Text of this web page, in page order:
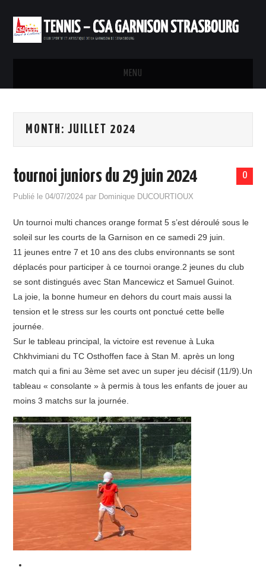
MENU
INSTALLATIONS
RÉSERVATION
PARTENARIAT
CONTACTS
STATUTS ET RÈGLEMENT INTÉRIEUR
CSAGS
MONTH:JUILLET 2024
0
tournoi juniors du 29 juin 2024
Publié le04/07/2024 par Dominique DUCOURTIOUX
Un tournoi multi chances orange format 5 s’est déroulé sous le
soleil sur les courts de la Garnison en ce samedi 29 juin.
11 jeunes entre 7 et 10 ans des clubs environnants se sont
déplacés pour participer à ce tournoi orange.2 jeunes du club
se sont distingués avec Stan Mancewicz et Samuel Guinot.
La joie, la bonne humeur en dehors du court mais aussi la
tension et le stress sur les courts ont ponctué cette belle
journée.
Sur le tableau principal, la victoire est revenue à Luka
Chkhvimiani du TC Osthoffen face à Stan M. après un long
match qui a fini au 3ème set avec un super jeu décisif (11/9).Un
tableau « consolante » à permis à tous les enfants de jouer au
moins 3 matchs sur la journée.